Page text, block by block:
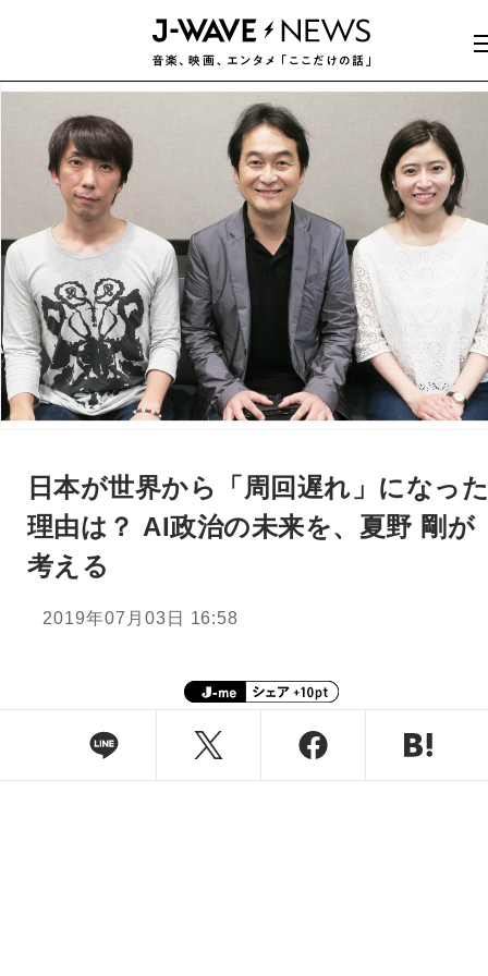
日本が世界から「周回遅れ」になっ
理由は？ AI政治の未来を、夏野 剛が
考える
2019年07月03日 16:58